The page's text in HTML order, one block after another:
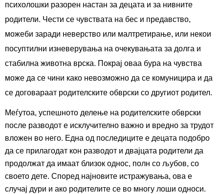
психолошки разорен настан за децата и за нивните
родители. Чести се чувствата на бес и предавство,
можеби заради неверство или малтретирање, или некои
посуптилни изневерувања на очекувањата за долга и
стабилна животна врска. Покрај оваа бура на чувства
може да се чини како невозможно да се комуницира и да
се договараат родителските обврски со другиот родител.
Меѓутоа, успешното делење на родителските обврски
после разводот е исклучително важно и вредно за трудот
вложен во него. Една од последиците е децата подобро
да се прилагодат кон разводот и двајцата родители да
продолжат да имаат близок однос, полн со љубов, со
своето дете. Според најновите истражувања, ова е
случај дури и ако родителите се во многу лоши односи.